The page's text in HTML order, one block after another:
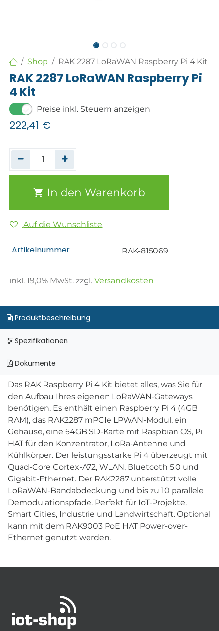
Shop RAK 2287 LoRaWAN Raspberry Pi 4 Kit
RAK 2287 LoRaWAN Raspberry Pi
4 Kit
Preise inkl. Steuern anzeigen
222,41 €
In den Warenkorb
Auf die Wunschliste
Artikelnummer RAK-815069
inkl.19,0% MwSt. zzgl.Versandkosten
Produktbeschreibung
Spezifikationen
Dokumente
Das RAK Raspberry Pi 4 Kit bietet alles, was Sie für
den Aufbau Ihres eigenen LoRaWAN-Gateways
benötigen. Es enthält einen Raspberry Pi 4 (4GB
RAM), das RAK2287 mPCIe LPWAN-Modul, ein
Gehäuse, eine 64GB SD-Karte mit Raspbian OS, Pi
HAT für den Konzentrator, LoRa-Antenne und
Kühlkörper. Der leistungsstarke Pi 4 überzeugt mit
Quad-Core Cortex-A72, WLAN, Bluetooth 5.0 und
Gigabit-Ethernet. Der RAK2287 unterstützt volle
LoRaWAN-Bandabdeckung und bis zu 10 parallele
Demodulationspfade. Perfekt für IoT-Projekte,
Smart Cities, Industrie und Landwirtschaft. Optional
kann mit dem RAK9003 PoE HAT Power-over-
Ethernet genutzt werden.